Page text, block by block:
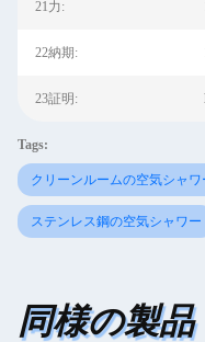
21力:
22納期:
23証明:
Tags:
クリーンルームの空気シャワ
ステンレス鋼の空気シャワー
同様の製品